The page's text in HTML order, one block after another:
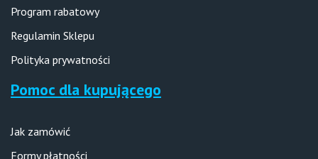
Program rabatowy
Regulamin Sklepu
Polityka prywatności
Pomoc dla kupującego
Jak zamówić
Formy płatności